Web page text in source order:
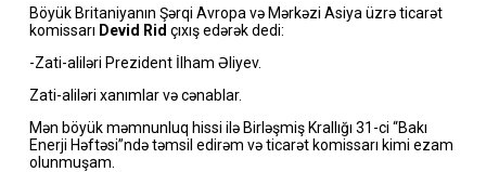
Böyük Britaniyanın Şərqi Avropa və Mərkəzi Asiya üzrə ticarət
komissarı Devid Rid çıxış edərək dedi:
-Zati-aliləri Prezident İlham Əliyev.
Zati-aliləri xanımlar və cənablar.
Mən böyük məmnunluq hissi ilə Birləşmiş Krallığı 31-ci “Bakı
Enerji Həftəsi”ndə təmsil edirəm və ticarət komissarı kimi ezam
olunmuşam.